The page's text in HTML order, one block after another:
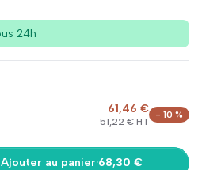
24h
61,46 €
51,22 € HT
- 10 %
Ajouter au panier·68,30 €